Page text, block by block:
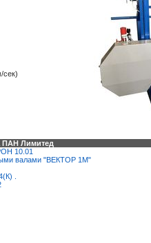
сек)
ПАН Лимитед
10.01
валами "ВЕКТОР 1М"
.